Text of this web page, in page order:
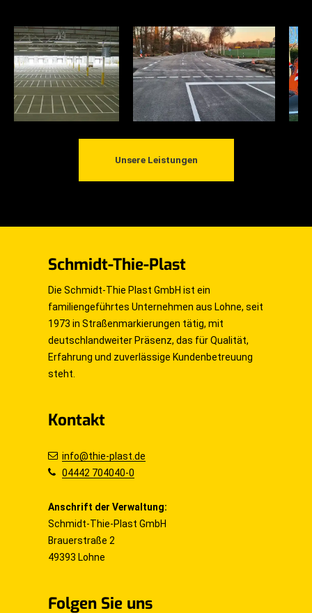
Unsere Leistungen
Schmidt-Thie-Plast
Die Schmidt-Thie Plast GmbH ist ein
familiengeführtes Unternehmen aus Lohne, seit
1973 in Straßenmarkierungen tätig, mit
deutschlandweiter Präsenz, das für Qualität,
Erfahrung und zuverlässige Kundenbetreuung
steht.
Kontakt
info@thie-plast.de
04442 704040-0
Anschrift der Verwaltung:
Schmidt-Thie-Plast GmbH
Brauerstraße 2
49393 Lohne
Folgen Sie uns